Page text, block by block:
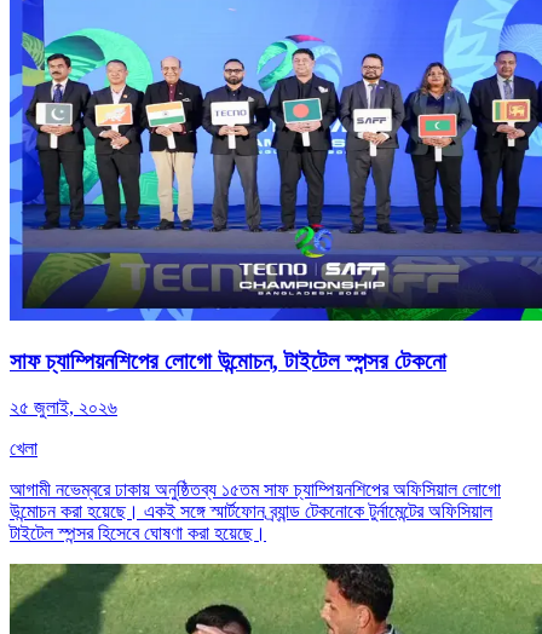
সাফ চ্যাম্পিয়নশিপের লোগো উন্মোচন, টাইটেল স্পন্সর টেকনো
২৫ জুলাই, ২০২৬
খেলা
আগামী নভেম্বরে ঢাকায় অনুষ্ঠিতব্য ১৫তম সাফ চ্যাম্পিয়নশিপের অফিসিয়াল লোগো
উন্মোচন করা হয়েছে। একই সঙ্গে স্মার্টফোন ব্র্যান্ড টেকনোকে টুর্নামেন্টের অফিসিয়াল
টাইটেল স্পন্সর হিসেবে ঘোষণা করা হয়েছে।